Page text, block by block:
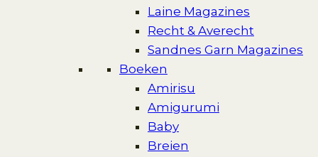
Laine Magazines
Recht & Averecht
Sandnes Garn Magazines
Boeken
Amirisu
Amigurumi
Baby
Breien